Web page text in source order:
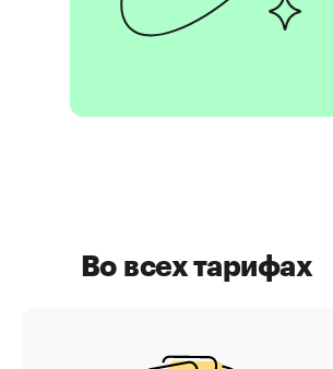
Во всех тарифах